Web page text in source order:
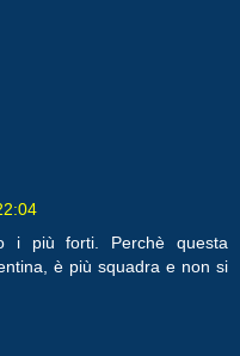
i più forti. Perchè questa
è più squadra e non si